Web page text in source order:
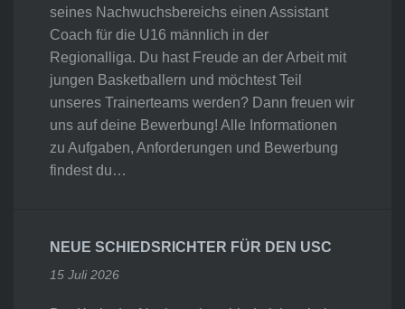
seines Nachwuchsbereichs einen Assistant
Coach für die U16 männlich in der
Regionalliga. Du hast Freude an der Arbeit mit
jungen Basketballern und möchtest Teil
unseres Trainerteams werden? Dann freuen wir
uns auf deine Bewerbung! Alle Informationen
zu Aufgaben, Anforderungen und Bewerbung
findest du…
NEUE SCHIEDSRICHTER FÜR DEN USC
15 Juli 2026